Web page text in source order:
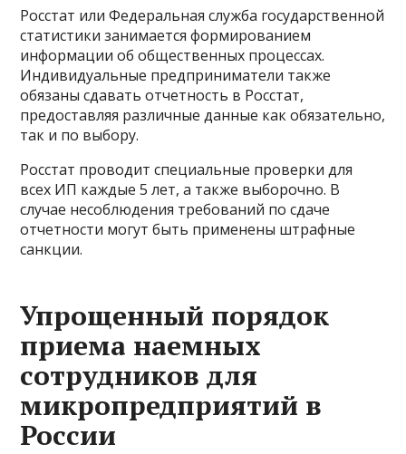
Росстат или Федеральная служба государственной
статистики занимается формированием
информации об общественных процессах.
Индивидуальные предприниматели также
обязаны сдавать отчетность в Росстат,
предоставляя различные данные как обязательно,
так и по выбору.
Росстат проводит специальные проверки для
всех ИП каждые 5 лет, а также выборочно. В
случае несоблюдения требований по сдаче
отчетности могут быть применены штрафные
санкции.
Упрощенный порядок
приема наемных
сотрудников для
микропредприятий в
России